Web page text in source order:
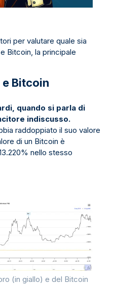
per valutare quale sia
Bitcoin, la principale
Bitcoin
quando si parla di
indiscusso.
raddoppiato il suo valore
di un Bitcoin è
nello stesso
(in giallo) e del Bitcoin